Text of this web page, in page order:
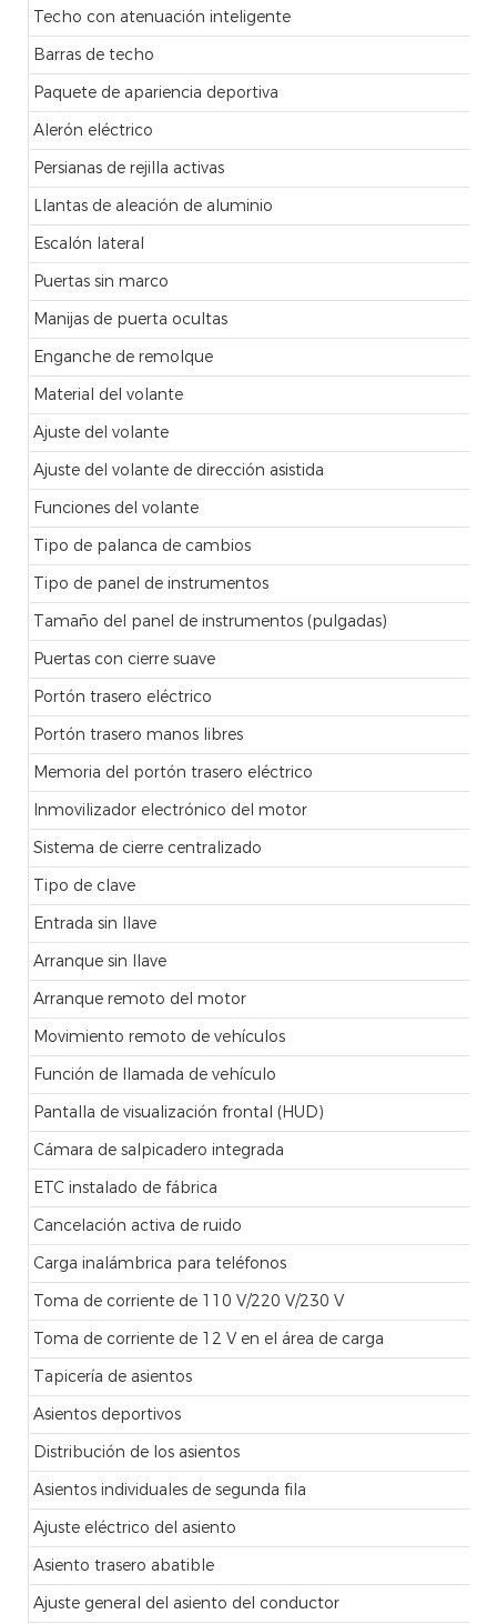
Techo con atenuación inteligente
Barras de techo
Paquete de apariencia deportiva
Alerón eléctrico
Persianas de rejilla activas
Llantas de aleación de aluminio
Escalón lateral
Puertas sin marco
Manijas de puerta ocultas
Enganche de remolque
Material del volante
Ajuste del volante
Ajuste del volante de dirección asistida
Funciones del volante
Tipo de palanca de cambios
Tipo de panel de instrumentos
Tamaño del panel de instrumentos (pulgadas)
Puertas con cierre suave
Portón trasero eléctrico
Portón trasero manos libres
Memoria del portón trasero eléctrico
Inmovilizador electrónico del motor
Sistema de cierre centralizado
Tipo de clave
Entrada sin llave
Arranque sin llave
Arranque remoto del motor
Movimiento remoto de vehículos
Función de llamada de vehículo
Pantalla de visualización frontal (HUD)
Cámara de salpicadero integrada
ETC instalado de fábrica
Cancelación activa de ruido
Carga inalámbrica para teléfonos
Toma de corriente de 110 V/220 V/230 V
Toma de corriente de 12 V en el área de carga
Tapicería de asientos
Asientos deportivos
Distribución de los asientos
Asientos individuales de segunda fila
Ajuste eléctrico del asiento
Asiento trasero abatible
Ajuste general del asiento del conductor